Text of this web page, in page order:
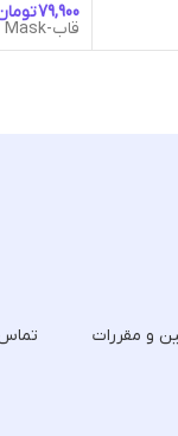
قاب-Vamp Mask
و مقررات تماس